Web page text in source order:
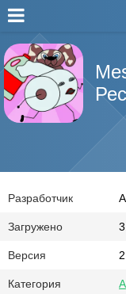
Разработчик
Загружено
Версия
Категория